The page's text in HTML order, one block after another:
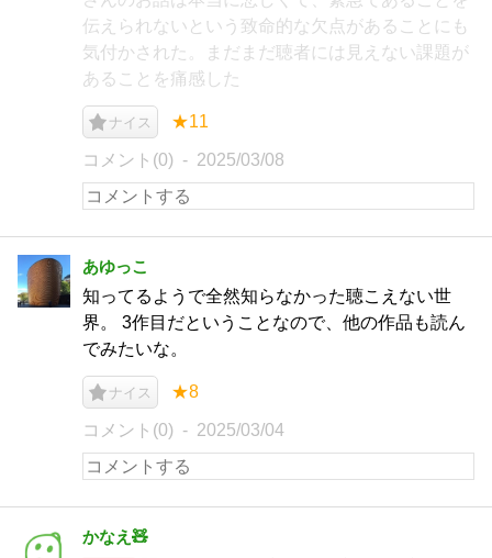
伝えられないという致命的な欠点があることにも
気付かされた。まだまだ聴者には見えない課題が
あることを痛感した
ナイス ★11
コメント(0) 2025/03/08
あゆっこ
知ってるようで全然知らなかった聴こえない世
界。 3作目だということなので、他の作品も読ん
でみたいな。
ナイス ★8
コメント(0) 2025/03/04
かなえ🧸